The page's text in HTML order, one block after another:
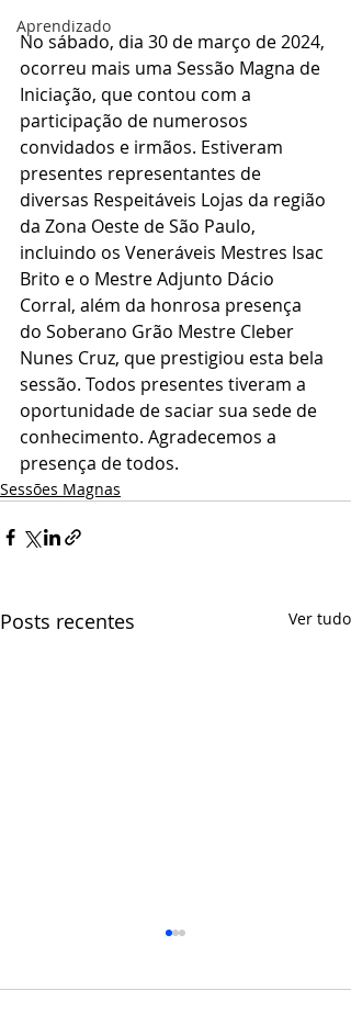
Aprendizado
No sábado, dia 30 de março de 2024,
ocorreu mais uma Sessão Magna de
Iniciação, que contou com a
participação de numerosos
convidados e irmãos. Estiveram
presentes representantes de
diversas Respeitáveis Lojas da região
da Zona Oeste de São Paulo,
incluindo os Veneráveis Mestres Isac
Brito e o Mestre Adjunto Dácio
Corral, além da honrosa presença
do Soberano Grão Mestre Cleber
Nunes Cruz, que prestigiou esta bela
sessão. Todos presentes tiveram a
oportunidade de saciar sua sede de
conhecimento. Agradecemos a
presença de todos.
Sessões Magnas
Posts recentes Ver tudo